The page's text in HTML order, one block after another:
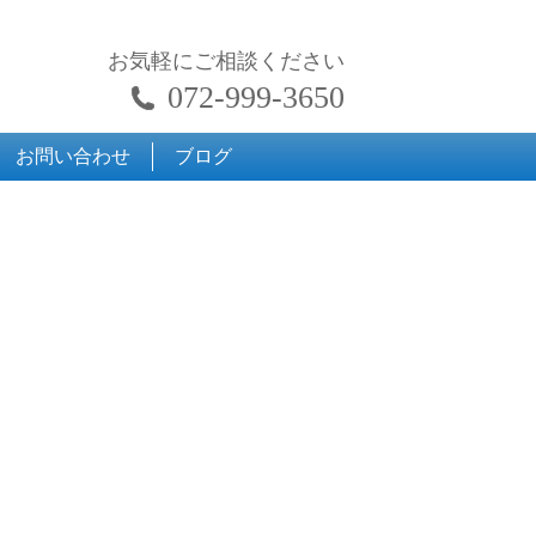
お気軽にご相談ください
072-999-3650
お問い合わせ ブログ